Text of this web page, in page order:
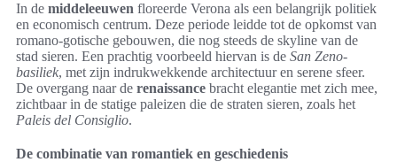
In de middeleeuwen floreerde Verona als een belangrijk politiek
en economisch centrum. Deze periode leidde tot de opkomst van
romano-gotische gebouwen, die nog steeds de skyline van de
stad sieren. Een prachtig voorbeeld hiervan is de San Zeno-
basiliek, met zijn indrukwekkende architectuur en serene sfeer.
De overgang naar de renaissance bracht elegantie met zich mee,
zichtbaar in de statige paleizen die de straten sieren, zoals het
Paleis del Consiglio.
De combinatie van romantiek en geschiedenis